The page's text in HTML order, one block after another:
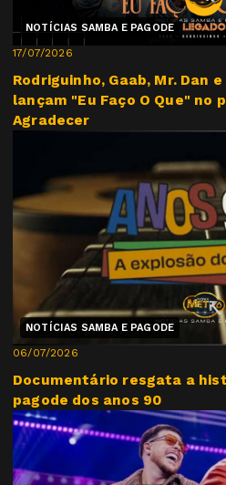
NOTÍCIAS SAMBA E PAGODE
17/07/2026
Rodriguinho, Gaab, Mr. Dan
lançam "Eu Faço O Que" no
Agradecer
NOTÍCIAS SAMBA E PAGODE
06/07/2026
Documentário resgata a
pagode dos anos 90